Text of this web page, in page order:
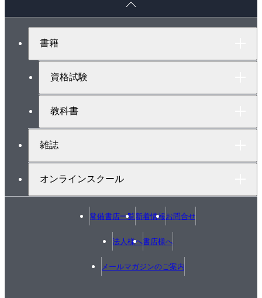
書籍
資格試験
教科書
雑誌
オンラインスクール
常備書店一覧新着情報お問合せ
法人様へ書店様へ
メールマガジンのご案内